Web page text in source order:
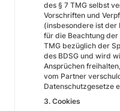
des § 7 TMG selbst
Vorschriften und
(insbesondere ist
für die Beachtung
TMG bezüglich der
des BDSG und wird
Ansprüchen
vom Partner
Datenschutzgesetze
3. Cookies